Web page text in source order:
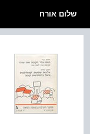
שלום אורח